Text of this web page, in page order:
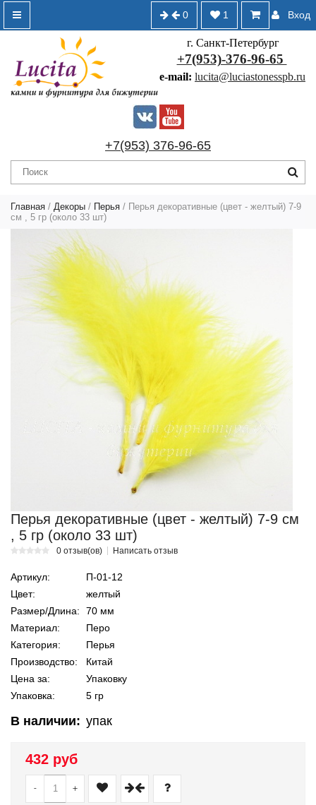
Вход
1
0
г. Санкт-Петербург
+7(953)-376-96-65
e-mail: lucita@luciastonesspb.ru
+7(953) 376-96-65
Главная / Декоры / Перья / Перья декоративные (цвет - желтый) 7-9
см , 5 гр (около 33 шт)
Перья декоративные (цвет - желтый) 7-9 см
, 5 гр (около 33 шт)
0 отзыв(ов) Написать отзыв
Артикул:
П-01-12
Цвет:
желтый
Размер/Длина:
70 мм
Материал:
Перо
Категория:
Перья
Производство:
Китай
Цена за:
Упаковку
Упаковка:
5 гр
В наличии: упак
432 руб
- +